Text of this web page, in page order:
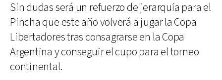
Sin dudas será un refuerzo de jerarquía para el
Pincha que este año volverá a jugar la Copa
Libertadores tras consagrarse en la Copa
Argentina y conseguir el cupo para el torneo
continental.